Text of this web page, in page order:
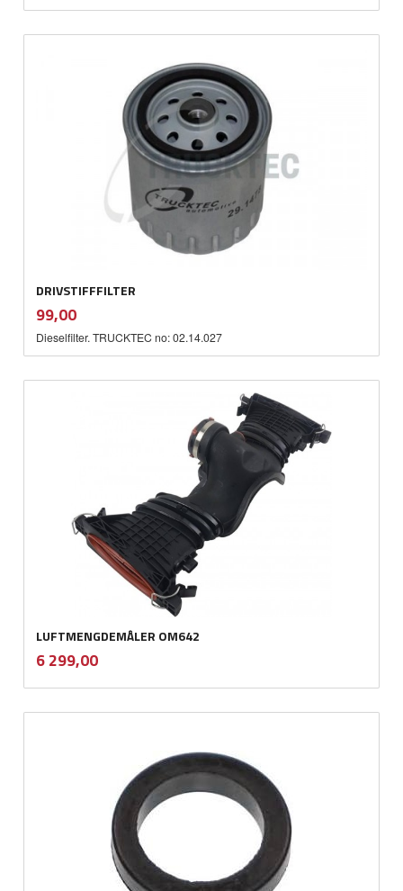
DRIVSTIFFFILTER
Pris
99,00mva.
Dieselfilter. TRUCKTEC no: 02.14.027
LUFTMENGDEMÅLER OM642
Pris
6 299,00mva.